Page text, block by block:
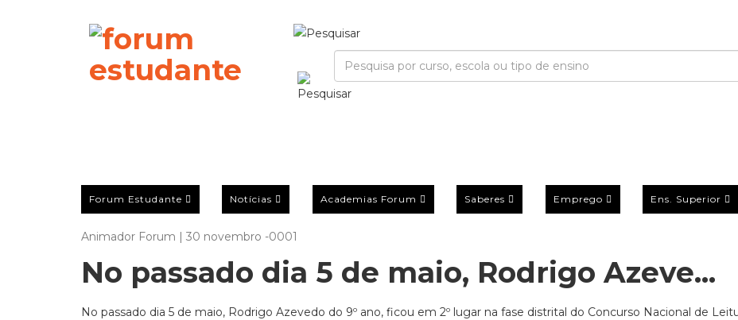
Forum Estudante Notícias Academias Forum Saberes Emprego Ens. Superior
Animador Forum | 30 novembro -0001
No passado dia 5 de maio, Rodrigo Azeve...
No passado dia 5 de maio, Rodrigo Azevedo do 9º ano, ficou em 2º lugar na fase distrital do Concurso Nacional de